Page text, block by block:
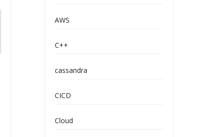
AWS
C++
cassandra
CICD
Cloud